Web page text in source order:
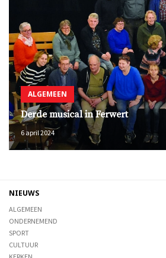
ALGEMEEN
Derde musical in Ferwert
6 april 2024
NIEUWS
ALGEMEEN
ONDERNEMEND
SPORT
CULTUUR